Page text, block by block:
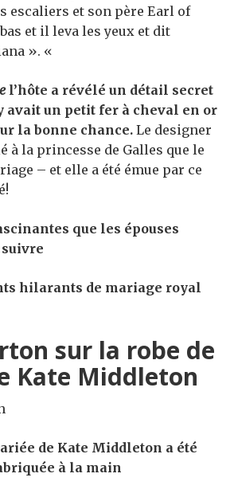
escaliers et son père Earl of
et il leva les yeux et dit
». «
l’hôte a révélé un détail secret
avait un petit fer à cheval en or
la bonne chance. Le designer
à la princesse de Galles que le
– et elle a été émue par ce
que les épouses
hilarants de mariage royal
sur la robe de
Kate Middleton
de Kate Middleton a été
à la main